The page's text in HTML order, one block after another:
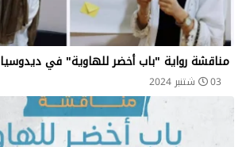
مناقشة رواية "باب أخضر للهاوية" في ديدوسيا
03 شتنبر 2024